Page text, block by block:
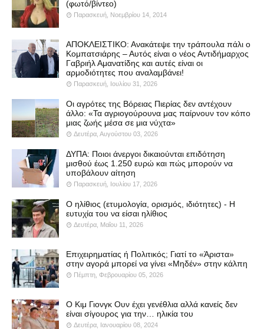
(φωτό/βίντεο)
Παρασκευή, Νοεμβρίου 14, 2014
ΑΠΟΚΛΕΙΣΤΙΚΟ: Ανακάτεψε την τράπουλα πάλι ο
Κομπατσιάρης – Αυτός είναι ο νέος Αντιδήμαρχος
Γαβριήλ Αμανατίδης και αυτές είναι οι
αρμοδιότητες που αναλαμβάνει!
Παρασκευή, Ιουλίου 31, 2026
Οι αγρότες της Βόρειας Πιερίας δεν αντέχουν
άλλο: «Τα αγριογούρουνα μας παίρνουν τον κόπο
μιας ζωής μέσα σε μια νύχτα»
Δευτέρα, Αυγούστου 03, 2026
ΔΥΠΑ: Ποιοι άνεργοι δικαιούνται επιδότηση
μισθού έως 1.250 ευρώ και πώς μπορούν να
υποβάλουν αίτηση
Παρασκευή, Ιουλίου 17, 2026
Ο ηλίθιος (ετυμολογία, ορισμός, ιδιότητες) - Η
ευτυχία του να είσαι ηλίθιος
Δευτέρα, Μαΐου 11, 2026
Επιχειρηματίας ή Πολιτικός; Γιατί το «Άριστα»
στην αγορά μπορεί να γίνει «Μηδέν» στην κάλπη
Πέμπτη, Φεβρουαρίου 05, 2026
Ο Κιμ Γιονγκ Ουν έχει γενέθλια αλλά κανείς δεν
είναι σίγουρος για την… ηλικία του
Δευτέρα, Ιανουαρίου 08, 2024